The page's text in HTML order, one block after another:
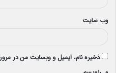
وب‌ سایت
ذخیره نام، ایمیل و وبسایت من در